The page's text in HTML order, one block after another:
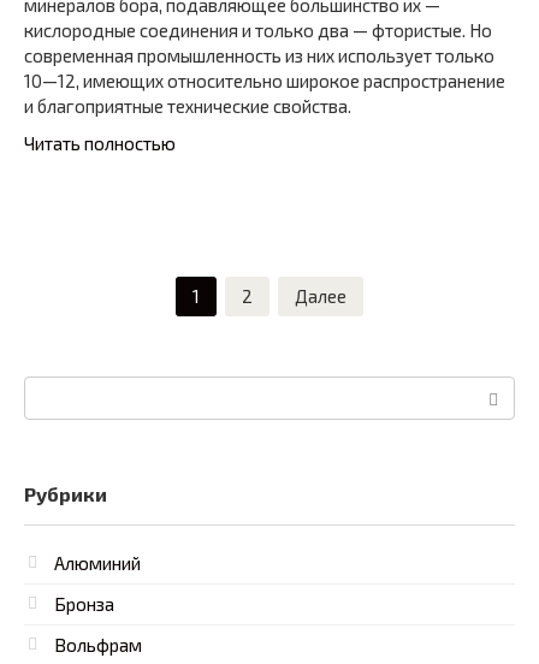
минералов бора, подавляющее большинство их —
кислородные соединения и только два — фтористые. Но
современная промышленность из них использует только
10—12, имеющих относительно широкое распространение
и благоприятные технические свойства.
Читать полностью
1 2 Далее
Поиск:
Рубрики
Алюминий
Бронза
Вольфрам